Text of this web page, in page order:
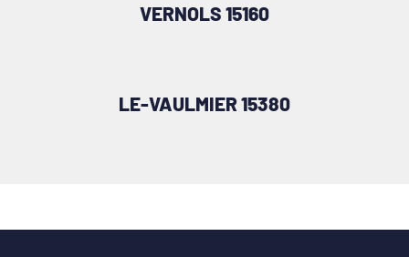
VERNOLS 15160
LE-VAULMIER 15380